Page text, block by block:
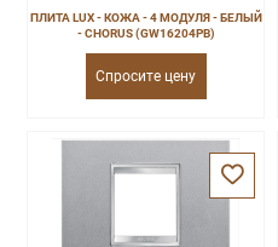
ПЛИТА LUX - КОЖА - 4 МОДУЛЯ - БЕЛЫЙ
- CHORUS (GW16204PB)
Спросите цену